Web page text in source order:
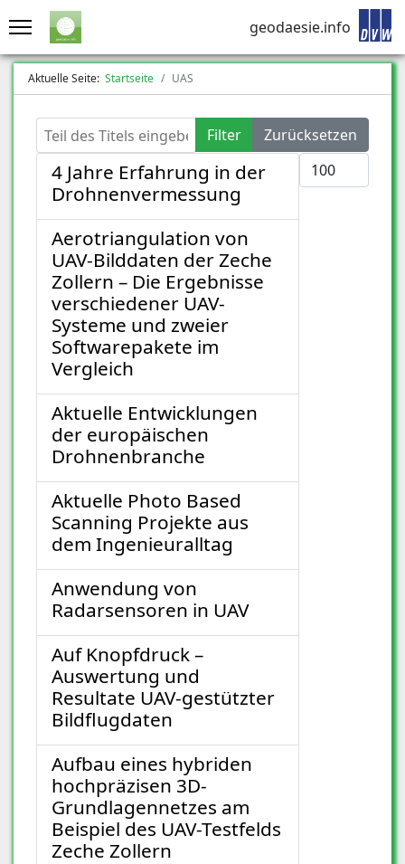
geodaesie.info
Aktuelle Seite: Startseite UAS
Teil des Titels eingeben Filter
Zurücksetzen
Anzeige #
4 Jahre Erfahrung in der
Drohnenvermessung
Aerotriangulation von
UAV-Bilddaten der Zeche
Zollern – Die Ergebnisse
verschiedener UAV-
Systeme und zweier
Softwarepakete im
Vergleich
Aktuelle Entwicklungen
der europäischen
Drohnenbranche
Aktuelle Photo Based
Scanning Projekte aus
dem Ingenieuralltag
Anwendung von
Radarsensoren in UAV
Auf Knopfdruck –
Auswertung und
Resultate UAV-gestützter
Bildflugdaten
Aufbau eines hybriden
hochpräzisen 3D-
Grundlagennetzes am
Beispiel des UAV-Testfelds
Zeche Zollern